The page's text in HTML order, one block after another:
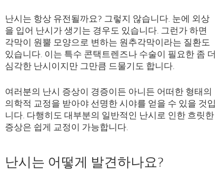
난시는 항상 유전될까요? 그렇지 않습니다. 눈에 외상
을 입어 난시가 생기는 경우도 있습니다. 그런가 하면
각막이 원뿔 모양으로 변하는 원추각막이라는 질환도
있습니다. 이는 특수 콘택트렌즈나 수술이 필요한 좀 더
심각한 난시이지만 그만큼 드물기도 합니다.
여러분의 난시 증상이 경증이든 아니든 어떠한 형태의
의학적 교정을 받아야 선명한 시야를 얻을 수 있을 것입
니다. 다행히도 대부분의 일반적인 난시로 인한 흐릿한
증상은 쉽게 교정이 가능합니다.
난시는 어떻게 발견하나요?